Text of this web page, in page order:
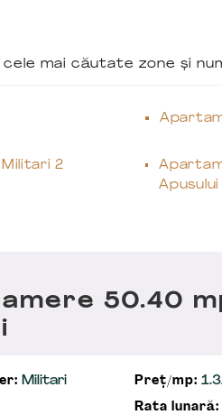
mai căutate zone și
2
Apusului
50.40
Militari Preț/mp:
Rata